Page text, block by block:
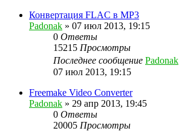
Конвертация FLAC в MP3
Padonak » 07 июл 2013, 19:15
0 Ответы
15215 Просмотры
Последнее сообщение Padonak
07 июл 2013, 19:15
Freemake Video Converter
Padonak » 29 апр 2013, 19:45
0 Ответы
20005 Просмотры